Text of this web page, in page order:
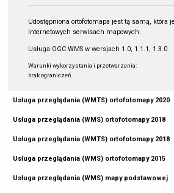
Udostępniona ortofotomapa jest tą samą, która
internetowych serwisach mapowych.
Usługa OGC WMS w wersjach 1.0, 1.1.1, 1.3.0
Warunki wykorzystania i przetwarzania:
brak ograniczeń
Usługa przeglądania (WMTS) ortofotomapy 2020
Usługa przeglądania (WMS) ortofotomapy 2018
Usługa przeglądania (WMTS) ortofotomapy 2018
Usługa przeglądania (WMS) ortofotomapy 2015
Usługa przeglądania (WMS) mapy podstawowej